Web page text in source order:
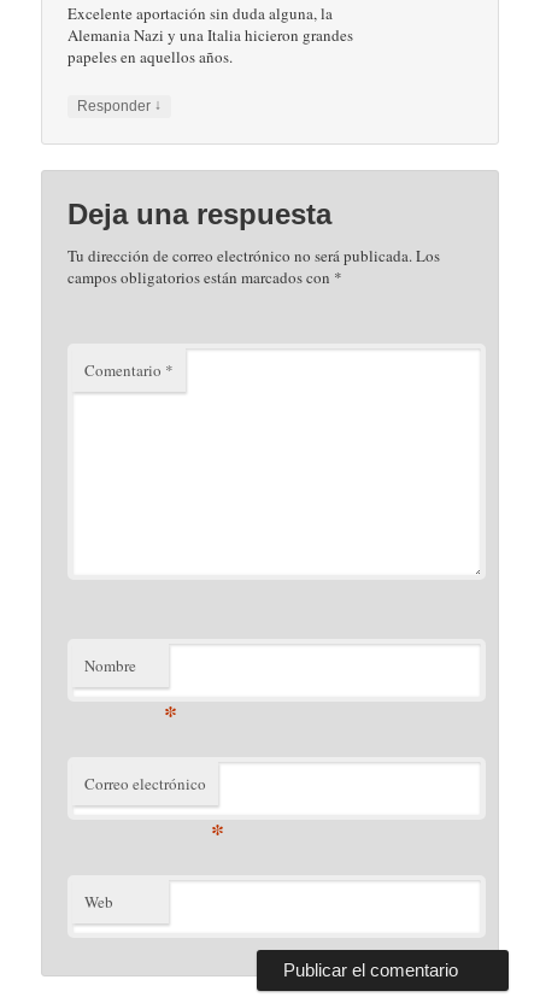
Excelente aportación sin duda alguna, la
Alemania Nazi y una Italia hicieron grandes
papeles en aquellos años.
Responder ↓
Deja una respuesta
Tu dirección de correo electrónico no será publicada.Los
campos obligatorios están marcados con *
Comentario *
Nombre
*
Correo electrónico
*
Web